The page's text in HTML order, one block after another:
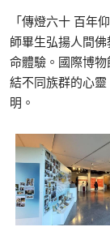
「傳燈六十 百年
師畢生弘揚人間
命體驗。國際博
結不同族群的心
明。